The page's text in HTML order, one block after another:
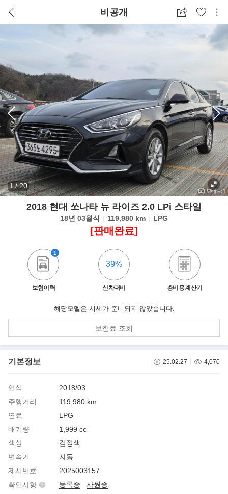
비공개
1/20
2018 현대 쏘나타 뉴 라이즈 2.0 LPi 스타일
18년 03월식 119,980 km LPG
[판매완료]
보험이력
1
신차대비
39%
총비용 계산기
해당모델은 시세가 준비되지 않았습니다.
보험료 조회
기본정보 25.02.27 4,070
연식
2018/03
주행거리
119,980 km
연료
LPG
배기량
1,999 cc
색상
검정색
변속기
자동
제시번호
2025003157
확인사항
등록증 사원증